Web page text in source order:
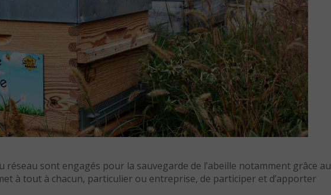
réseau sont engagés pour la sauvegarde de l’abeille notamment grâce au
à tout à chacun, particulier ou entreprise, de participer et d’apporter